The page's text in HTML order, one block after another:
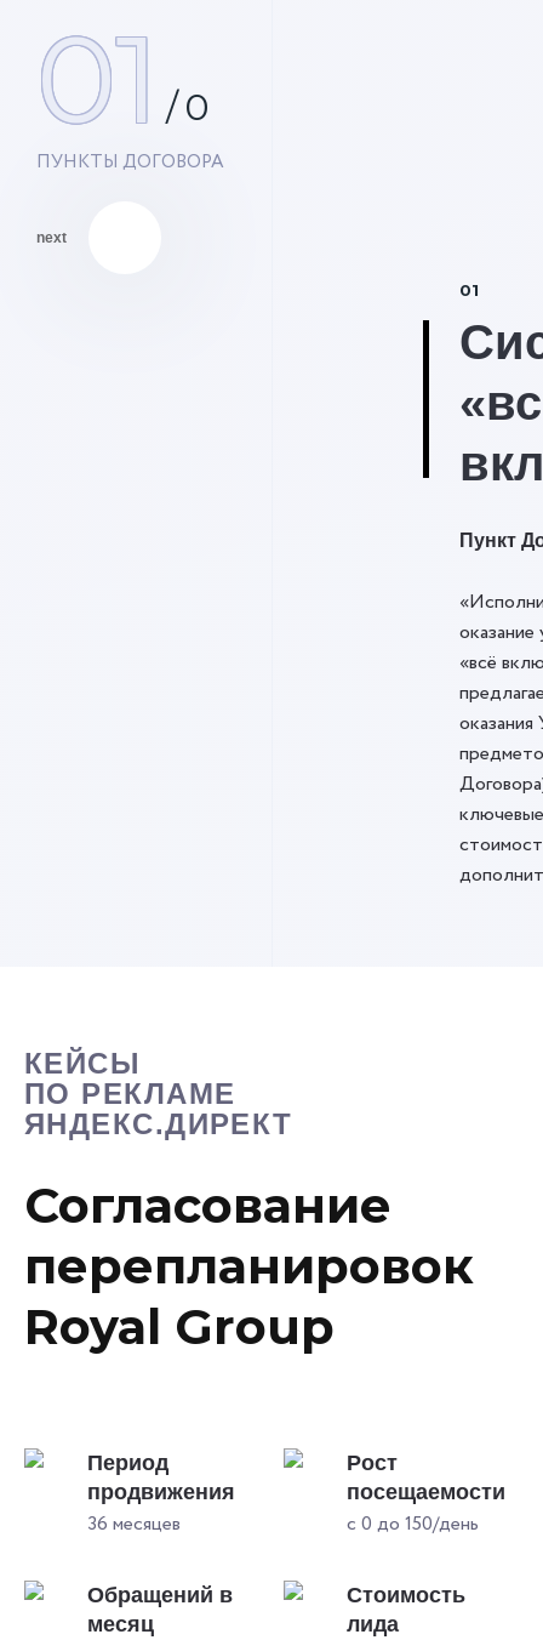
01 /0
ПУНКТЫ ДОГОВОРА
next
01
Пункт
оказание
«всё
оказания
КЕЙСЫ
ПО РЕКЛАМЕ
ЯНДЕКС.ДИРЕКТ
Согласование
перепланировок
Royal Group
Период
продвижения
36 месяцев
Рост
посещаемости
с 0 до 150/день
Обращений в
месяц
Стоимость
лида